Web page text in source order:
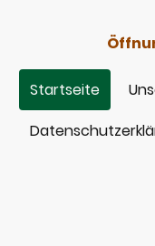
Startseite